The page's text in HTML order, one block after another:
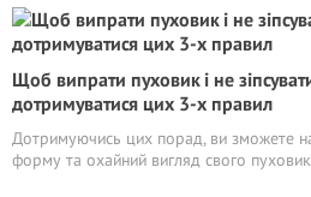
Щоб випрати пуховик і не
дотримуватися цих 3-х правил
Дотримуючись цих порад, ви зможете
форму та охайний вигляд свого